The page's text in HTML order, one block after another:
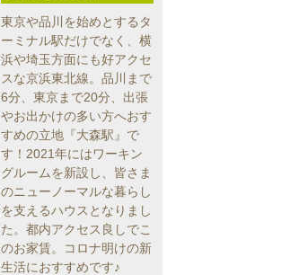
東京や品川を始めとするタ
ーミナル駅だけでなく、横
浜や埼玉方面にも好アクセ
スな京浜東北線。品川まで
6分、東京まで20分、出張
やお出かけの多い方へおす
すめの立地『大森駅』で
す！2021年にはワーキン
グルームを新設し、皆さま
のニューノーマルな暮らし
を支えるハウスとなりまし
た。都内アクセス良しでこ
のお家賃。コロナ明けの新
生活におすすめです♪